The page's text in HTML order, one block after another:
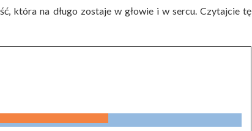
która na długo zostaje w głowie i w sercu. Czytajcie tę